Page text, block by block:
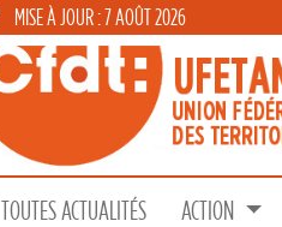
MISE À JOUR : 7 AOÛT 2026
TOUTES ACTUALITÉS ACTION